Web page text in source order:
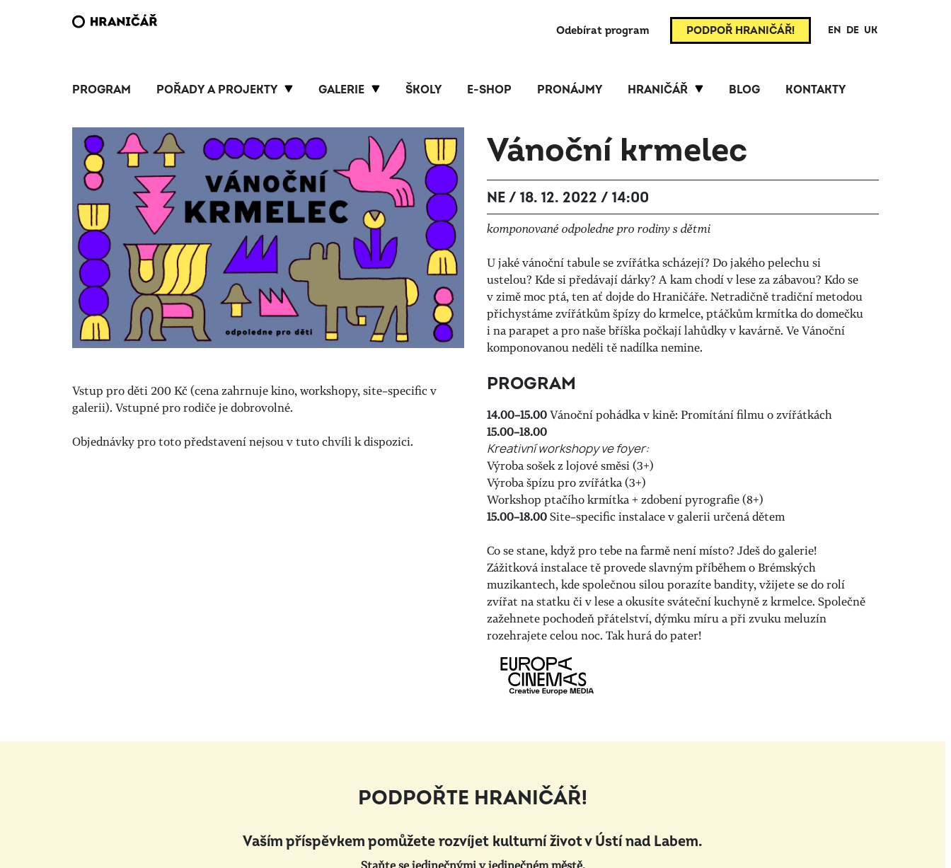
Odebírat program PODPOŘ HRANIČÁŘ! EN DE UK
PROGRAM POŘADY A PROJEKTY GALERIE ŠKOLY E-SHOP PRONÁJMY HRANIČÁŘ BLOG KONTAKTY
Vánoční krmelec
NE / 18. 12. 2022 / 14:00
komponované odpoledne pro rodiny s dětmi
U jaké vánoční tabule se zvířátka scházejí? Do jakého pelechu si
ustelou? Kde si předávají dárky? A kam chodí v lese za zábavou? Kdo se
v zimě moc ptá, ten ať dojde do Hraničáře. Netradičně tradiční metodou
přichystáme zvířátkům špízy do krmelce, ptáčkům krmítka do domečku
i na parapet a pro naše bříška počkají lahůdky v kavárně. Ve Vánoční
komponovanou neděli tě nadílka nemine.
PROGRAM
14.00–15.00Vánoční pohádka v kině: Promítání filmu o zvířátkách
15.00–18.00
Kreativní workshopy ve foyer:
Výroba sošek z lojové směsi(3+)
Výroba špízu pro zvířátka (3+)
Workshop ptačího krmítka + zdobení pyrografie (8+)
15.00–18.00Site–specific instalace v galerii určená dětem
Co se stane, když pro tebe na farmě není místo? Jdeš do galerie!
Zážitková instalace tě provede slavným příběhem o Brémských
muzikantech, kde společnou silou porazíte bandity, vžijete se do rolí
zvířat na statku či v lese a okusíte sváteční kuchyně z krmelce. Společně
zažehnete pochodeň přátelství, dýmku míru a při zvuku meluzín
rozehrajete celou noc. Tak hurá do pater!
Vstup pro děti 200 Kč (cena zahrnuje kino, workshopy, site–specific v
galerii). Vstupné pro rodiče je dobrovolné.
Objednávky pro toto představení nejsou v tuto chvíli k dispozici.
PODPOŘTE HRANIČÁŘ!
Vaším příspěvkem pomůžete rozvíjet kulturní život v Ústí nad Labem.